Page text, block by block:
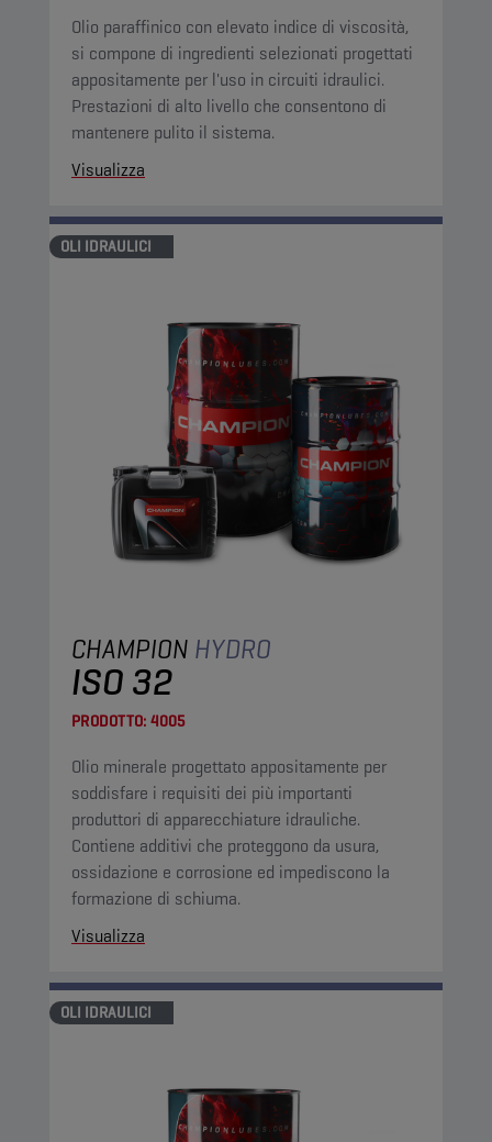
Olio paraffinico con elevato indice di viscosità,
si compone di ingredienti selezionati progettati
appositamente per l'uso in circuiti idraulici.
Prestazioni di alto livello che consentono di
mantenere pulito il sistema.
Visualizza
OLI IDRAULICI
CHAMPION HYDRO
ISO 32
PRODOTTO: 4005
Olio minerale progettato appositamente per
soddisfare i requisiti dei più importanti
produttori di apparecchiature idrauliche.
Contiene additivi che proteggono da usura,
ossidazione e corrosione ed impediscono la
formazione di schiuma.
Visualizza
OLI IDRAULICI